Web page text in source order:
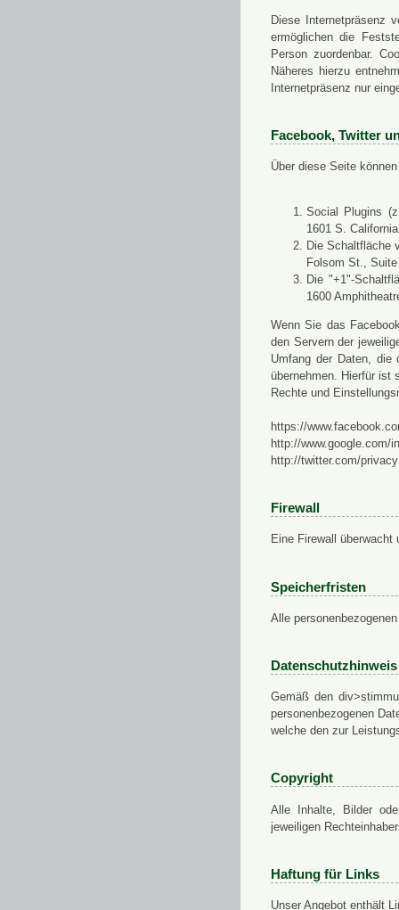
Diese Internetpräsenz
ermöglichen die
Person zuordenbar.
Näheres hierzu
Internetpräsenz nur
Facebook, Twitter
Über diese Seite
Social Plugins
1601 S.
Die Schaltfläche
Folsom St.,
Die "+1"-
1600
Wenn Sie das
den Servern der
Umfang der Daten, die
übernehmen. Hierfür ist
Rechte und
https://
http://www.google.com/
http://twitter.com/privacy
Firewall
Eine Firewall
Speicherfristen
Alle
Datenschutzhinweis
Gemäß den
personenbezogenen
welche den zur
Copyright
Alle Inhalte, Bilder
jeweiligen
Haftung für Links
Unser Angebot enthält